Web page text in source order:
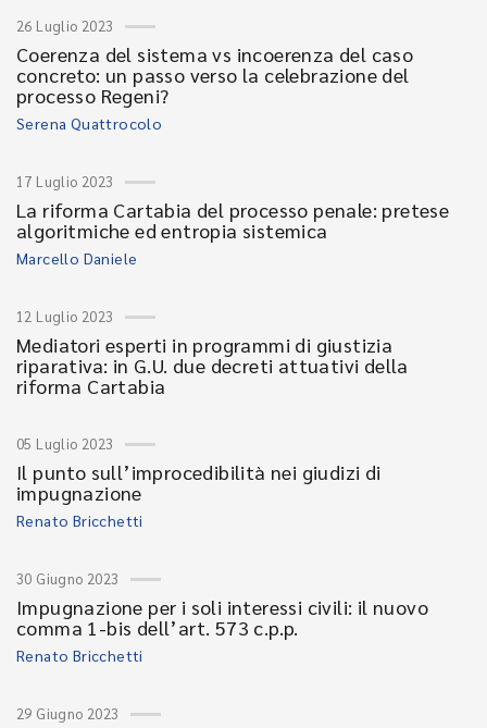
26 Luglio 2023
Coerenza del sistema vs incoerenza del caso
concreto: un passo verso la celebrazione del
processo Regeni?
Serena Quattrocolo
17 Luglio 2023
La riforma Cartabia del processo penale: pretese
algoritmiche ed entropia sistemica
Marcello Daniele
12 Luglio 2023
Mediatori esperti in programmi di giustizia
riparativa: in G.U. due decreti attuativi della
riforma Cartabia
05 Luglio 2023
Il punto sull’improcedibilità nei giudizi di
impugnazione
Renato Bricchetti
30 Giugno 2023
Impugnazione per i soli interessi civili: il nuovo
comma 1-bis dell’art. 573 c.p.p.
Renato Bricchetti
29 Giugno 2023